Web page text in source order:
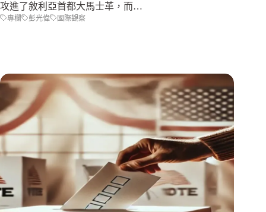
攻進了敘利亞首都大馬士革，而…
專欄 彭光偉 國際觀察